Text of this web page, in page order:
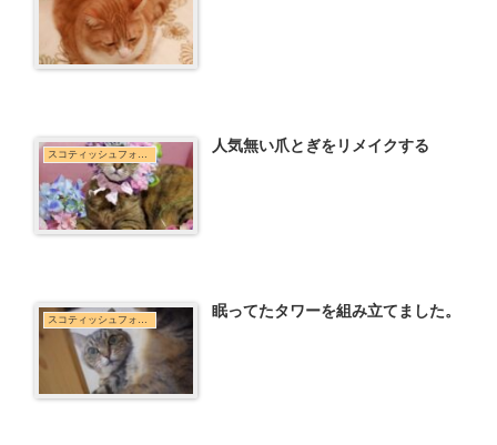
スコティッシュフォールド 人気無い爪とぎをリメイクする
眠ってたタワーを組み立てました。